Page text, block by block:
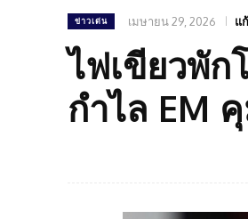
ข่าวเด่น เมษายน 29, 2026 แ
ไฟเขียวพัก
กำไล EM